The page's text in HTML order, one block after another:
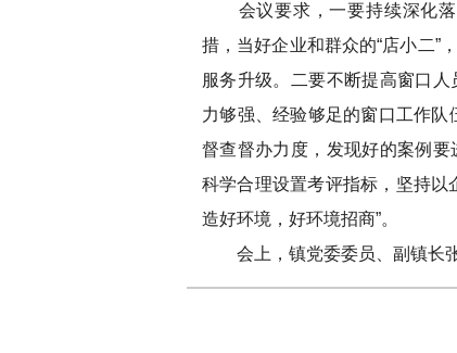
会议要求，一要持续深化落
措，当好企业和群众的“店小二”
服务升级。二要不断提高窗口
力够强、经验够足的窗口工作队
督查督办力度，发现好的案例
科学合理设置考评指标，坚持以
造好环境，好环境招商”。
会上，镇党委委员、副镇长张